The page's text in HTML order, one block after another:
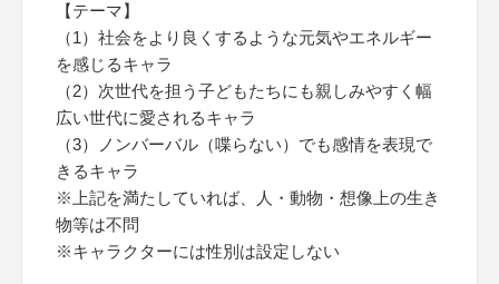
【テーマ】
（1）社会をより良くするような元気やエネルギー
を感じるキャラ
（2）次世代を担う子どもたちにも親しみやすく幅
広い世代に愛されるキャラ
（3）ノンバーバル（喋らない）でも感情を表現で
きるキャラ
※上記を満たしていれば、人・動物・想像上の生き
物等は不問
※キャラクターには性別は設定しない